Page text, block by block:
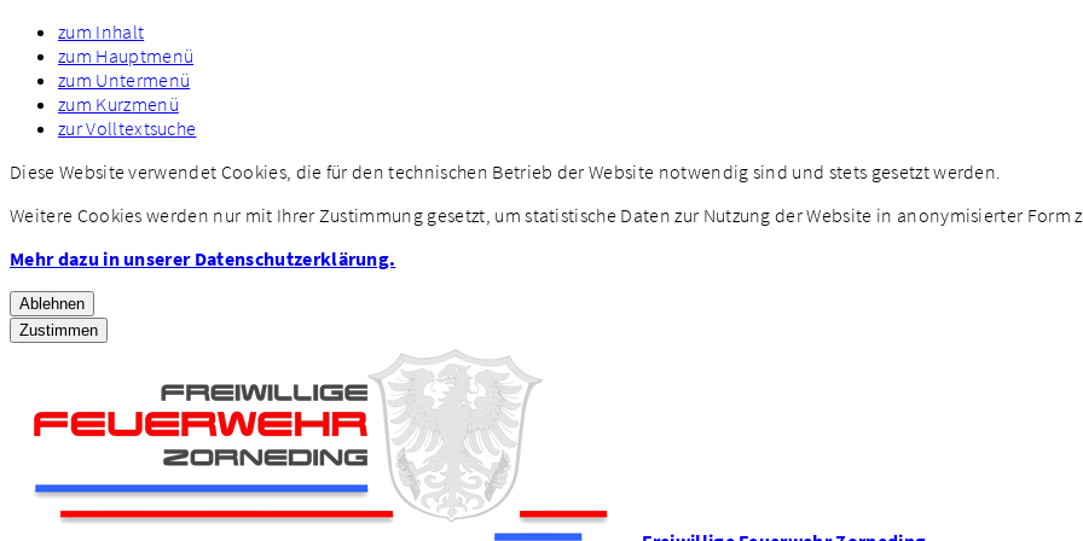
zum Inhalt
zum Hauptmenü
zum Untermenü
zum Kurzmenü
zur Volltextsuche
Diese Website verwendet Cookies, die für den technischen Betrieb der Website notwendig sind und stets gesetzt werden.
Weitere Cookies werden nur mit Ihrer Zustimmung gesetzt, um statistische Daten zur Nutzung der Website in anonymisierter Form
Mehr dazu in unserer Datenschutzerklärung.
Ablehnen
Zustimmen